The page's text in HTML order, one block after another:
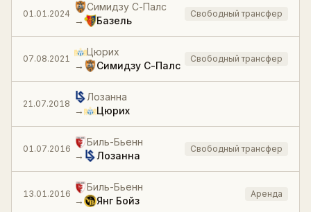
01.01.2024
Симидзу С-Палс
→
Базель
Свободный трансфер
07.08.2021
Цюрих
→
Симидзу С-Палс
Свободный трансфер
21.07.2018
Лозанна
→
Цюрих
01.07.2016
Биль-Бьенн
→
Лозанна
Свободный трансфер
13.01.2016
Биль-Бьенн
→
Янг Бойз
Аренда